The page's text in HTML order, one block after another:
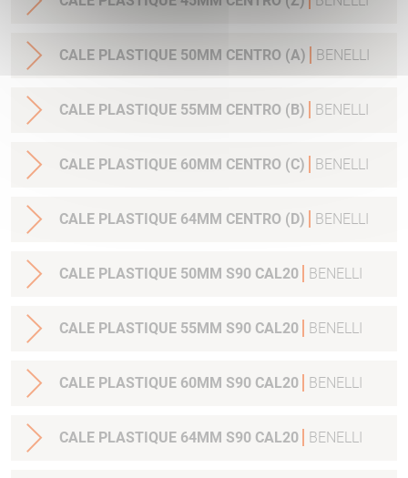
CALE PLASTIQUE 50MM CENTRO (A) BENELLI
CALE PLASTIQUE 55MM CENTRO (B) BENELLI
CALE PLASTIQUE 60MM CENTRO (C) BENELLI
CALE PLASTIQUE 64MM CENTRO (D) BENELLI
CALE PLASTIQUE 50MM S90 CAL20 BENELLI
CALE PLASTIQUE 55MM S90 CAL20 BENELLI
CALE PLASTIQUE 60MM S90 CAL20 BENELLI
CALE PLASTIQUE 64MM S90 CAL20 BENELLI